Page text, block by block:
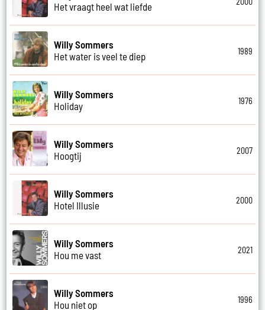
Het vraagt heel wat liefde
Willy Sommers
Het water is veel te diep
1989
Willy Sommers
Holiday
1976
Willy Sommers
Hoogtij
2007
Willy Sommers
Hotel Illusie
2000
Willy Sommers
Hou me vast
2021
Willy Sommers
Hou niet op
1996